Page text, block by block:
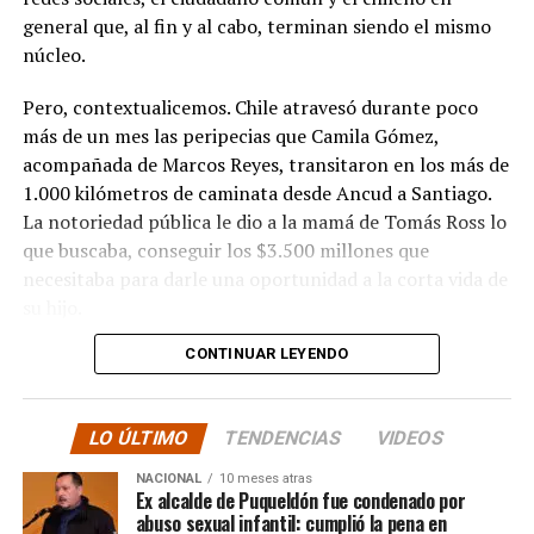
general que, al fin y al cabo, terminan siendo el mismo
núcleo.
Pero, contextualicemos. Chile atravesó durante poco
más de un mes las peripecias que Camila Gómez,
acompañada de Marcos Reyes, transitaron en los más de
1.000 kilómetros de caminata desde Ancud a Santiago.
La notoriedad pública le dio a la mamá de Tomás Ross lo
que buscaba, conseguir los $3.500 millones que
necesitaba para darle una oportunidad a la corta vida de
La solidaridad y empatía de los chilenos en cada paso
sino que se superó con creces. De hecho, el último
cómputo dado a conocer reveló la suma total de
$3.689.545.200.
Según Camila Gómez, el excedente de casi $200
CONTINUAR LEYENDO
LO ÚLTIMO TENDENCIAS VIDEOS
NACIONAL 10 meses atras
Ex alcalde de Puqueldón fue condenado por
abuso sexual infantil: cumplió la pena en